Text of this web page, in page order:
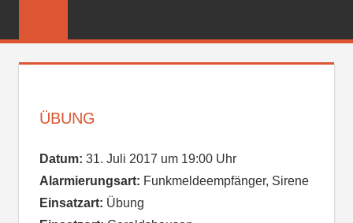
FEUERWEHR
ÜBUNG
Datum: 31. Juli 2017 um 19:00 Uhr
Alarmierungsart: Funkmeldeempfänger, Sirene
Einsatzart: Übung